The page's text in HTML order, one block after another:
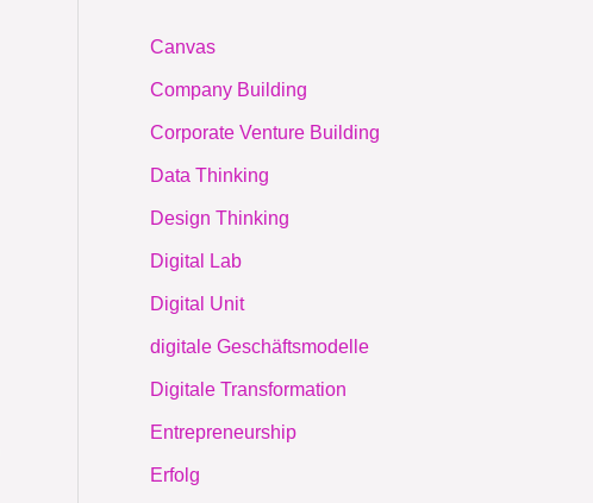
Canvas
Company Building
Corporate Venture Building
Data Thinking
Design Thinking
Digital Lab
Digital Unit
digitale Geschäftsmodelle
Digitale Transformation
Entrepreneurship
Erfolg